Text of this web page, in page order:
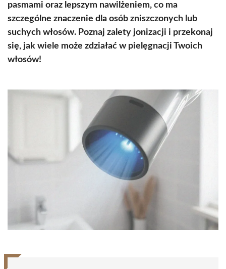
pasmami oraz lepszym nawilżeniem, co ma
szczególne znaczenie dla osób zniszczonych lub
suchych włosów. Poznaj zalety jonizacji i przekonaj
się, jak wiele może zdziałać w pielęgnacji Twoich
włosów!